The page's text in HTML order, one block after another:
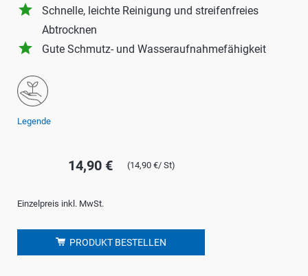
grade
Schnelle, leichte Reinigung und streifenfreies
Abtrocknen
grade Gute Schmutz- und Wasseraufnahmefähigkeit
Legende
14,90 € (14,90 €/ St)
Einzelpreis inkl. MwSt.
PRODUKT BESTELLEN